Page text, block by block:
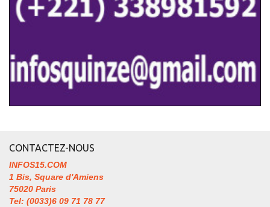
CONTACTEZ-NOUS
INFOS15.COM
1 Bis, Square d'Amiens
75020 Paris
Tel: (0033)6 09 71 78 77